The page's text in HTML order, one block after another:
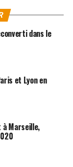
ICI
dans le
et Lyon en
à Marseille,